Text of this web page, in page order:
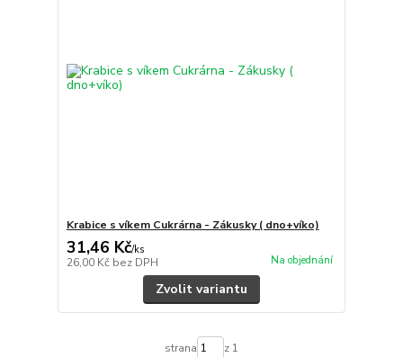
Krabice s víkem Cukrárna - Zákusky ( dno+víko)
31,46 Kč/ks
26,00 Kč bez DPH Na objednání
Zvolit variantu
strana z 1